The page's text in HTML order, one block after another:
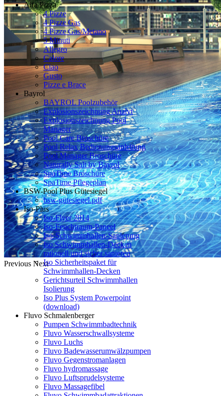
Previous Next
Alfa Pizza
4 Pizze
4 Pizze Gas
4 Pizze Gas/Metano
5 Minuti
Allegro
Calore
Ciao
Gusto
Pizze e Brace
Bayrol
BAYROL Poolzubehör
Explosionszeichnung Analyt
Explosionszeichnung Pool
Manager
Pool Care Broschüre
Pool Relax Bedienungsanleitung
Pool Manager Broschüre
Naturally Salt by Bayrol
SpaTime Broschüre
SpaTime Pflegeplan
BSW-Pool Plus Gütesiegel
bsw-gütesiegel.pdf
Iso-Plus
Iso-Flyer 2014
Iso-Feuchtraum-Paneel
Iso-Schwimmhallen-Sanierung
Iso Schwimmhallen-Decken
rationell und sicher sanieren
Iso Sicherheitspaket für
Schwimmhallen-Decken
Gerichtsurteil Schwimmhallen
Isolierung
Iso Plus System Powerpoint
(download)
Fluvo Schmalenberger
Pumpen Schwimmbadtechnik
Fluvo Wasserschwallsysteme
Fluvo Luchs
Fluvo Badewasserumwälzpumpen
Fluvo Gegenstromanlagen
Fluvo hydromassage
Fluvo Luftsprudelsysteme
Fluvo Massagefibel